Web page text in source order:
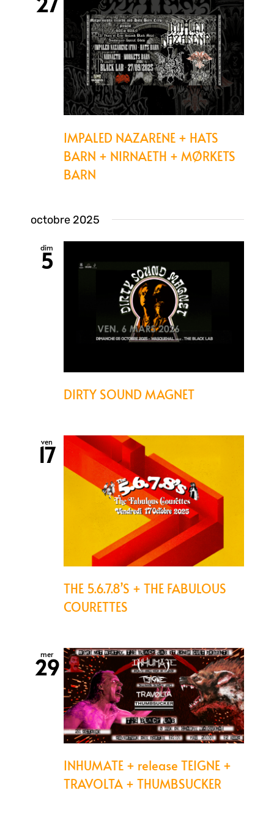
IMPALED NAZARENE + HATS
BARN + NIRNAETH + MØRKETS
BARN
octobre 2025
dim
5
DIRTY SOUND MAGNET
ven
17
THE 5.6.7.8’S + THE FABULOUS
COURETTES
mer
29
INHUMATE + release TEIGNE +
TRAVOLTA + THUMBSUCKER